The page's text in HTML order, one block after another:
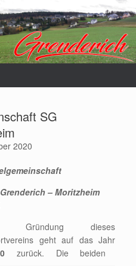
SG
2020
– Moritzheim
Gründung dieses
geht auf das Jahr
zurück. Die beiden